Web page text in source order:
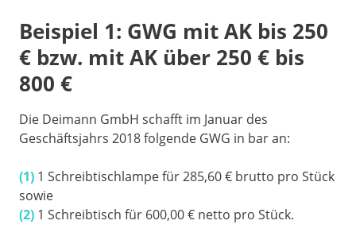
Beispiel 1: GWG mit AK bis 250
€ bzw. mit AK über 250 € bis
800 €
Die Deimann GmbH schafft im Januar des
Geschäftsjahrs 2018 folgende GWG in bar an:
(1) 1 Schreibtischlampe für 285,60 € brutto pro Stück
sowie
(2) 1 Schreibtisch für 600,00 € netto pro Stück.